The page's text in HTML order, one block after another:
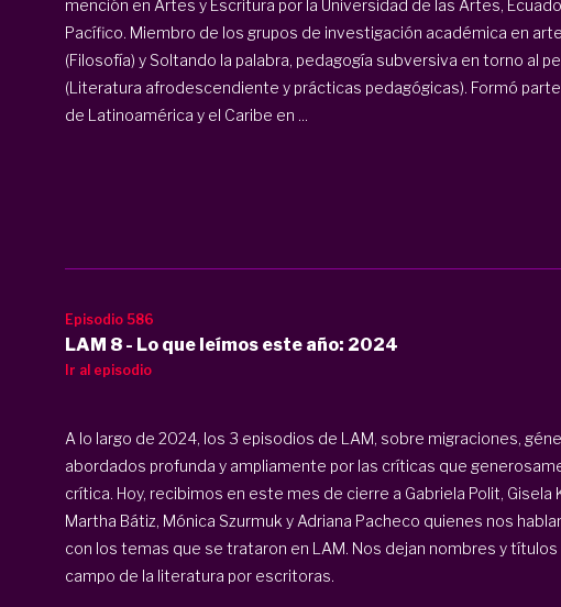
mención en Artes y Escritura por la Universidad de las Artes,
Pacífico. Miembro de los grupos de investigación académica en
(Filosofía) y Soltando la palabra, pedagogía subversiva en torno al
(Literatura afrodescendiente y prácticas pedagógicas). Formó
de Latinoamérica y el Caribe en ...
Episodio 586
LAM 8 - Lo que leímos este año: 2024
Ir al episodio
A lo largo de 2024, los 3 episodios de LAM, sobre migraciones,
abordados profunda y ampliamente por las críticas que
crítica. Hoy, recibimos en este mes de cierre a Gabriela Polit, Gisela
Martha Bátiz, Mónica Szurmuk y Adriana Pacheco quienes nos
con los temas que se trataron en LAM. Nos dejan nombres y
campo de la literatura por escritoras.